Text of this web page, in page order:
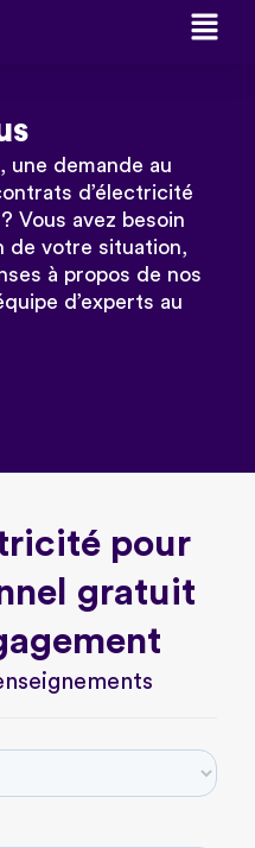
une demande au
d’électricité
Vous avez besoin
de votre situation,
à propos de nos
d’experts au
pour
gratuit